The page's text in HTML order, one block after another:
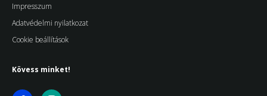
Impresszum
Adatvédelmi nyilatkozat
Cookie beállítások
Kövess minket!